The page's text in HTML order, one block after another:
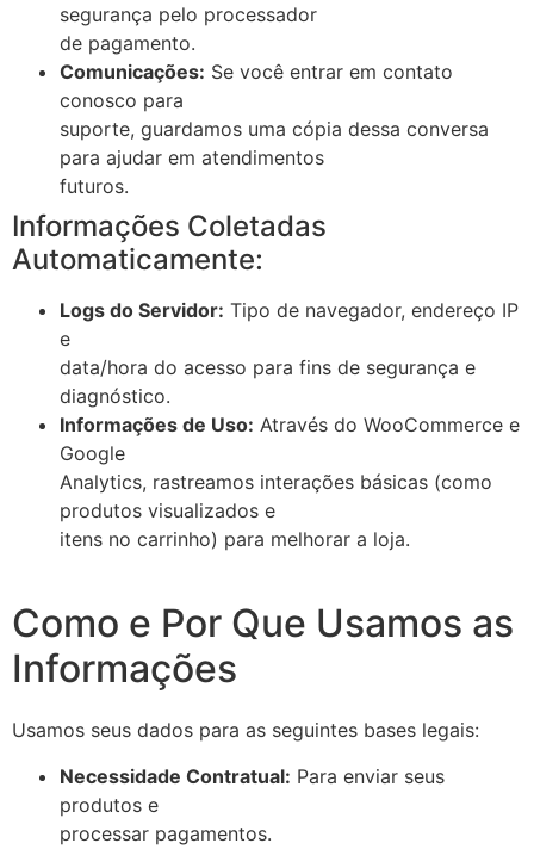
segurança pelo processador
de pagamento.
Comunicações: Se você entrar em contato
conosco para
suporte, guardamos uma cópia dessa conversa
para ajudar em atendimentos
futuros.
Informações Coletadas
Automaticamente:
Logs do Servidor: Tipo de navegador, endereço IP
e
data/hora do acesso para fins de segurança e
diagnóstico.
Informações de Uso: Através do WooCommerce e
Google
Analytics, rastreamos interações básicas (como
produtos visualizados e
itens no carrinho) para melhorar a loja.
Como e Por Que Usamos as
Informações
Usamos seus dados para as seguintes bases legais:
Necessidade Contratual: Para enviar seus
produtos e
processar pagamentos.